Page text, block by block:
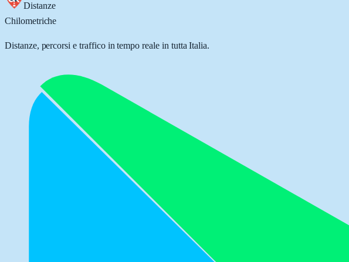
Distanze
Chilometriche
Distanze, percorsi e traffico in tempo reale in tutta Italia.